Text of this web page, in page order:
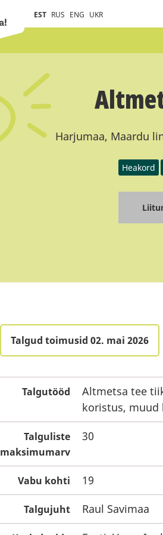
EST RUS ENG UKR
Harjumaa, Maardu
Heakord
Talgud toimusid 02. mai 2026
Talgutööd
Altmetsa tee
koristus, muud
Talguliste
maksimumarv
30
Vabu kohti 19
Talgujuht Raul Savimaa